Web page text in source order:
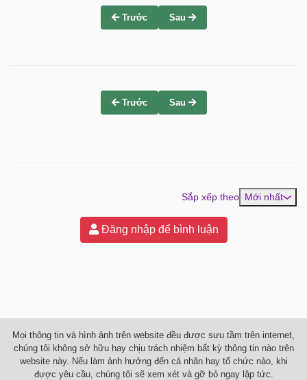
Trước Sau
Trước Sau
Sắp xếp theo Mới nhất
Đăng nhập để bình luận
Mọi thông tin và hình ảnh trên website đều được sưu tầm trên internet,
chúng tôi không sở hữu hay chịu trách nhiệm bất kỳ thông tin nào trên
website này. Nếu làm ảnh hưởng đến cá nhân hay tổ chức nào, khi
được yêu cầu, chúng tôi sẽ xem xét và gỡ bỏ ngay lập tức.